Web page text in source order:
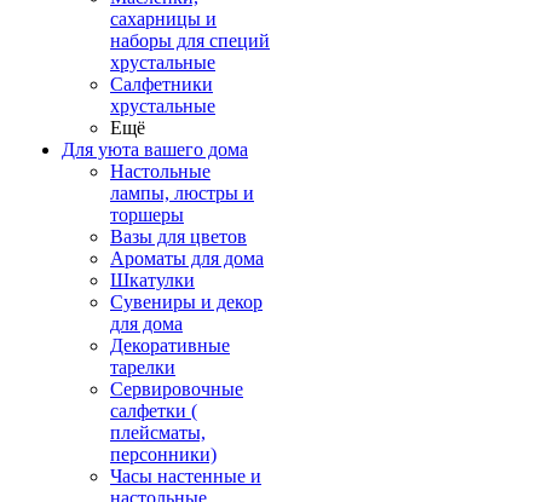
сахарницы и
наборы для специй
хрустальные
Салфетники
хрустальные
Ещё
Для уюта вашего дома
Настольные
лампы, люстры и
торшеры
Вазы для цветов
Ароматы для дома
Шкатулки
Сувениры и декор
для дома
Декоративные
тарелки
Сервировочные
салфетки (
плейсматы,
персонники)
Часы настенные и
настольные